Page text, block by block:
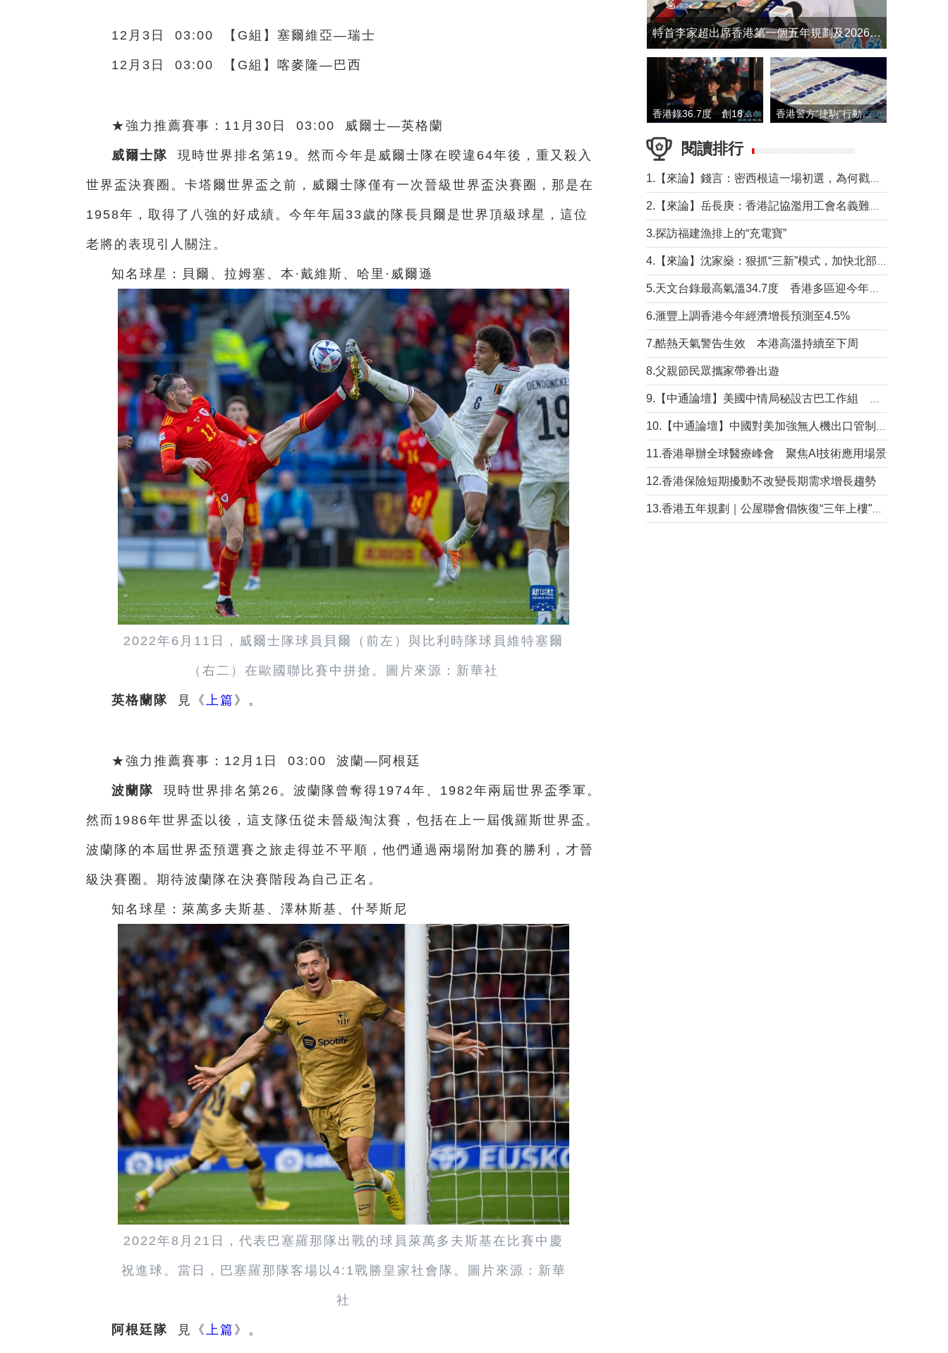
12月3日 03:00 【G組】塞爾維亞—瑞士
12月3日 03:00 【G組】喀麥隆—巴西
★強力推薦賽事：11月30日 03:00 威爾士—英格蘭
威爾士隊 現時世界排名第19。然而今年是威爾士隊在暌違64年後，重又殺入
世界盃決賽圈。卡塔爾世界盃之前，威爾士隊僅有一次晉級世界盃決賽圈，那是在
1958年，取得了八強的好成績。今年年屆33歲的隊長貝爾是世界頂級球星，這位
老將的表現引人關注。
知名球星：貝爾、拉姆塞、本·戴維斯、哈里·威爾遜
2022年6月11日，威爾士隊球員貝爾（前左）與比利時隊球員維特塞爾
（右二）在歐國聯比賽中拼搶。圖片來源：新華社
英格蘭隊 見《 上篇 》。
★強力推薦賽事：12月1日 03:00 波蘭—阿根廷
波蘭隊 現時世界排名第26。波蘭隊曾奪得1974年、1982年兩屆世界盃季軍。
然而1986年世界盃以後，這支隊伍從未晉級淘汰賽，包括在上一屆俄羅斯世界盃。
波蘭隊的本屆世界盃預選賽之旅走得並不平順，他們通過兩場附加賽的勝利，才晉
級決賽圈。期待波蘭隊在決賽階段為自己正名。
知名球星：萊萬多夫斯基、澤林斯基、什琴斯尼
2022年8月21日，代表巴塞羅那隊出戰的球員萊萬多夫斯基在比賽中慶
祝進球。當日，巴塞羅那隊客場以4:1戰勝皇家社會隊。圖片來源：新華
社
阿根廷隊 見《上篇 》。
​特首李家超出席香港第一個五年規劃及2026年《施政報告》地區諮詢會
香港錄36.7度 創1884年有紀錄以來最高溫 香港警方“捷駒”行動拘147人 涉洗黑錢逾6億元
閱讀排行
3.探訪福建漁排上的“充電寶”
6.滙豐上調香港今年經濟增長預測至4.5%
7.酷熱天氣警告生效 本港高溫持續至下周
8.父親節民眾攜家帶眷出遊
11.香港舉辦全球醫療峰會 聚焦AI技術應用場景
12.香港保險短期擾動不改變長期需求增長趨勢